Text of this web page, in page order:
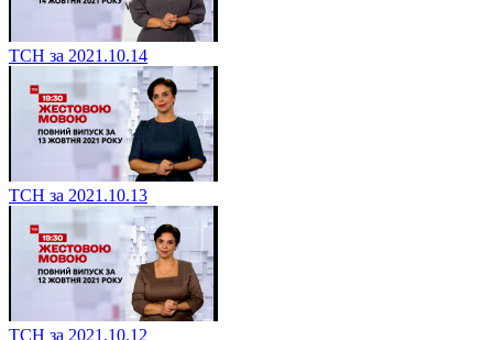
ТСН за 2021.10.14
ТСН за 2021.10.13
ТСН за 2021.10.12